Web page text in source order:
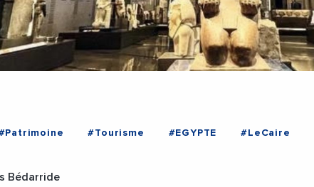
#Tourisme #EGYPTE #LeCaire
Bédarride